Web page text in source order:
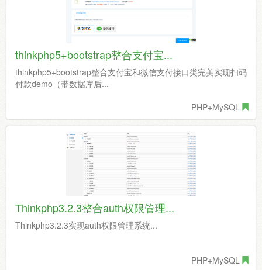
thinkphp5+bootstrap整合支付宝...
thinkphp5+bootstrap整合支付宝和微信支付接口类完美实现扫码
付款demo（带数据库后...
PHP+MySQL
Thinkphp3.2.3整合auth权限管理...
Thinkphp3.2.3实现auth权限管理系统...
PHP+MySQL